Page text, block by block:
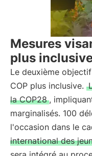
Mesures
plus
Le deuxième
COP plus inclusive.
la COP28 ,
marginalisés. 100
l'occasion dans le
international des